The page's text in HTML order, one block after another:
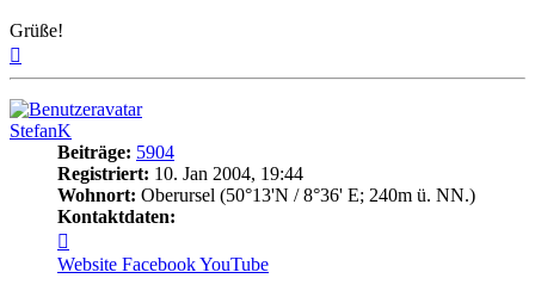
Grüße!
StefanK
Beiträge: 5904
Registriert: 10. Jan 2004, 19:44
Wohnort: Oberursel (50°13'N / 8°36' E; 240m ü. NN.)
Kontaktdaten:
von
StefanK
Website FacebookYouTube